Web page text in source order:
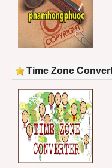
Time Zone